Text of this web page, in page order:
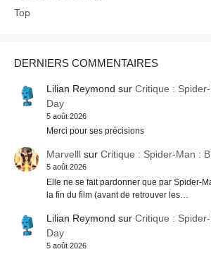
Top
DERNIERS COMMENTAIRES
Lilian Reymond sur Critique :
Day
5 août 2026
Merci pour ses précisions
Marvelllsur Critique : Spider-Man :
5 août 2026
Elle ne se fait pardonner que par Spider-
la fin du film (avant de retrouver les…
Lilian Reymond sur Critique :
Day
5 août 2026